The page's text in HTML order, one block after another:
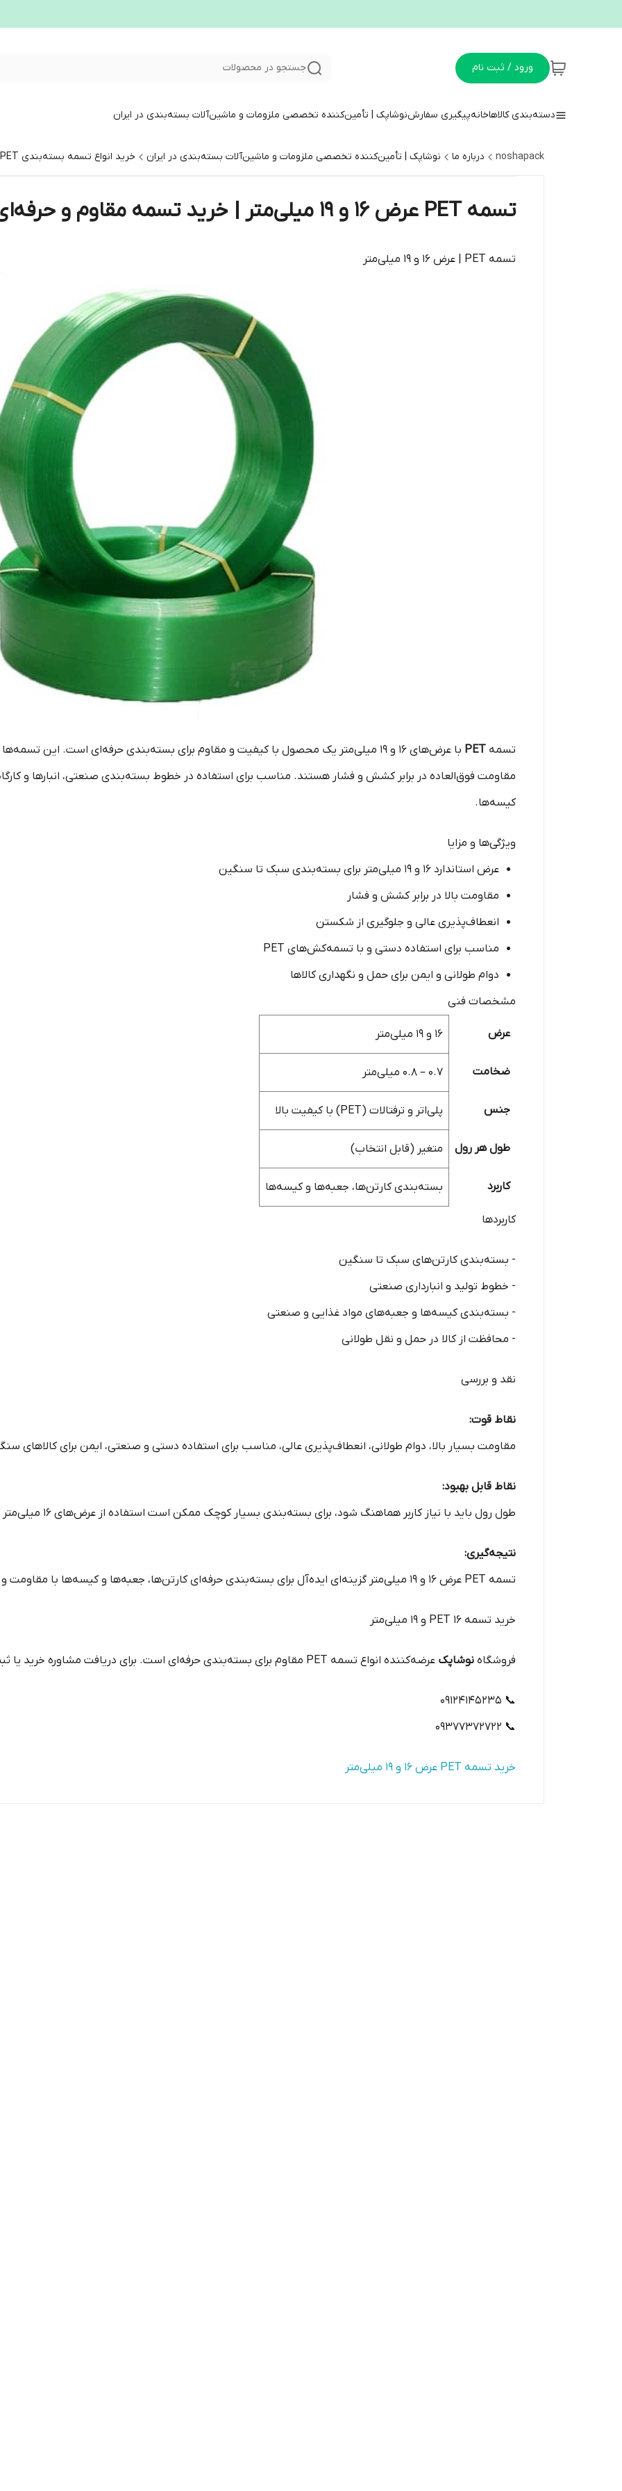
ورود / ثبت نام جستجو در محصولات
دسته‌بندی کالاهاخانهپیگیری سفارشنوشاپک | تأمین‌کننده تخصصی ملزومات و ماشین‌آلات بسته‌بندی در ایران
noshapack درباره ما نوشاپک | تأمین‌کننده تخصصی ملزومات و ماشین‌آلات بسته‌بندی در ایران خرید انواع تسمه بسته‌بندی PP، PET و فلزی با بهترین قیمت – نوشاپک
تسمه PET عرض ۱۶ و ۱۹ میلی‌متر | خرید تسمه مقاوم و حرفه‌ای
تسمه PET | عرض ۱۶ و ۱۹ میلی‌متر
تسمه PET
مقاومت فوق‌العاده در برابر کشش و فشار هستند. مناسب برای استفاده در خطوط بسته‌بندی صنعتی، انبارها و
کیسه‌ها.
ویژگی‌ها و مزایا
عرض استاندارد ۱۶ و ۱۹ میلی‌متر برای بسته‌بندی سبک تا سنگین
مقاومت بالا در برابر کشش و فشار
انعطاف‌پذیری عالی و جلوگیری از شکستن
مناسب برای استفاده دستی و با تسمه‌کش‌های PET
دوام طولانی و ایمن برای حمل و نگهداری کالاها
مشخصات فنی
عرض ۱۶ و ۱۹ میلی‌متر
ضخامت ۰.۷ – ۰.۸ میلی‌متر
جنس پلی‌اتر و ترفتالات (PET) با کیفیت بالا
طول هر رول متغیر (قابل انتخاب)
کاربرد بسته‌بندی کارتن‌ها، جعبه‌ها و کیسه‌ها
کاربردها
- بسته‌بندی کارتن‌های سبک تا سنگین
- خطوط تولید و انبارداری صنعتی
- بسته‌بندی کیسه‌ها و جعبه‌های مواد غذایی و صنعتی
- محافظت از کالا در حمل و نقل طولانی
نقد و بررسی
نقاط قوت:
مقاومت بسیار بالا، دوام طولانی، انعطاف‌پذیری عالی، مناسب برای استفاده دستی و صنعتی، ایمن برای کالاهای
نقاط قابل بهبود:
طول رول باید با نیاز کاربر هماهنگ شود، برای بسته‌بندی بسیار کوچک ممکن است استفاده از عرض‌های ۱۶ میلی‌متر کافی باشد
نتیجه‌گیری:
تسمه PET عرض ۱۶ و ۱۹ میلی‌متر گزینه‌ای ایده‌آل برای بسته‌بندی حرفه‌ای کارتن‌ها، جعبه‌ها و کیسه‌ها با مقاومت و دوام بالا است.
خرید تسمه PET ۱۶ و ۱۹ میلی‌متر
فروشگاه نوشاپک عرضه‌کننده انواع تسمه PET مقاوم برای بسته‌بندی حرفه‌ای است. برای دریافت مشاوره خرید یا ثبت سفارش با کارشناسان ما تماس بگیرید.
📞 ۰۹۱۲۴۱۴۵۲۳۵
📞 ۰۹۳۷۷۳۷۲۷۲۲
خرید تسمه PET عرض ۱۶ و ۱۹ میلی‌متر